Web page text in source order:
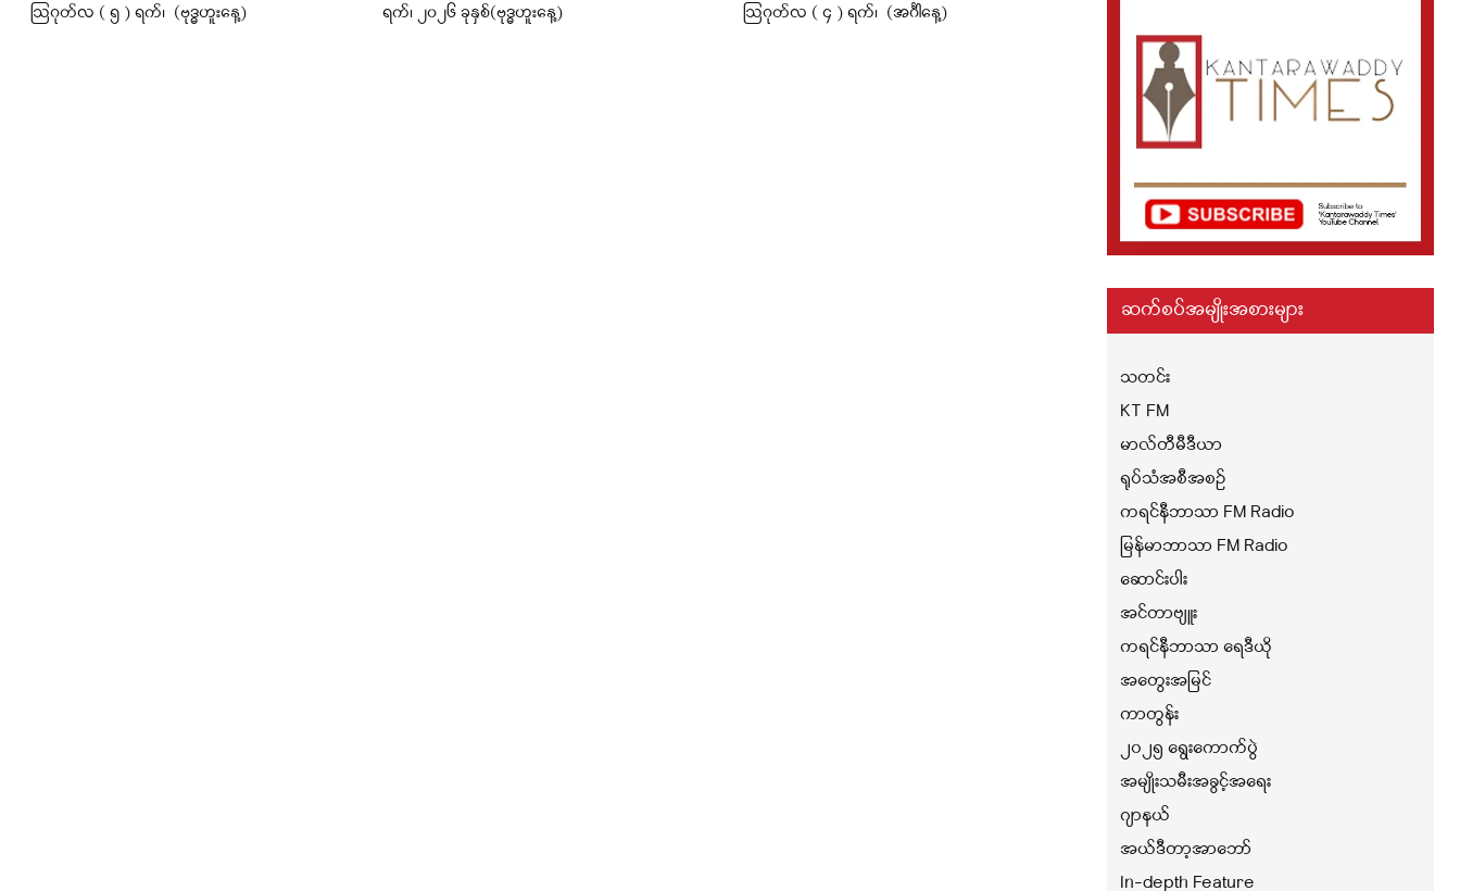
ဩဂုတ်လ ( ၅ ) ရက်၊ (ဗုဒ္ဓဟူးနေ့)
ရက်၊ ၂၀၂၆ ခုနှစ်(ဗုဒ္ဓဟူးနေ့)
ဩဂုတ်လ ( ၄ ) ရက်၊ (အင်္ဂါနေ့)
ဆက်စပ်အမျိုးအစားများ
သတင်း
KT FM
မာလ်တီမီဒီယာ
ရုပ်သံအစီအစဉ်
ကရင်နီဘာသာ FM Radio
မြန်မာဘာသာ FM Radio
ဆောင်းပါး
အင်တာဗျူး
ကရင်နီဘာသာ ရေဒီယို
အတွေးအမြင်
ကာတွန်း
၂၀၂၅ ရွေးကောက်ပွဲ
အမျိုးသမီးအခွင့်အရေး
ဂျာနယ်
အယ်ဒီတာ့အာဘော်
In-depth Feature